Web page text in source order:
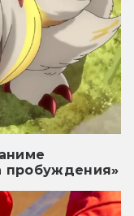
пробуждения»